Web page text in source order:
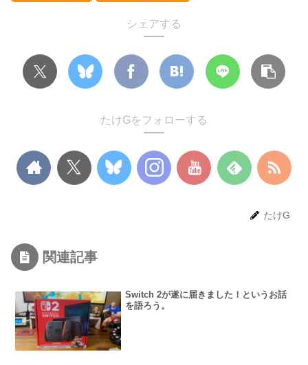
シェアする
たけGをフォローする
たけG
関連記事
Switch 2が遂に届きました！というお話
を語ろう。